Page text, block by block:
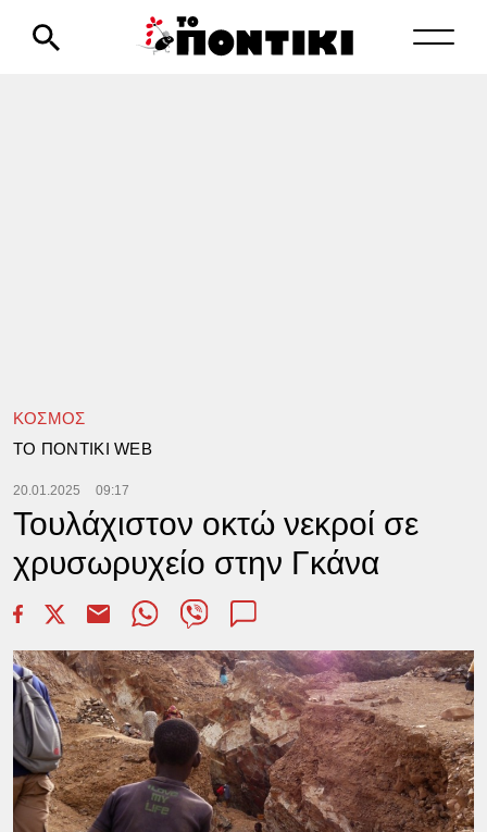
ΚΟΣΜΟΣ
TΟ ΠΟΝΤΙΚΙ WEB
20.01.2025 09:17
Τουλάχιστον οκτώ νεκροί σε
χρυσωρυχείο στην Γκάνα